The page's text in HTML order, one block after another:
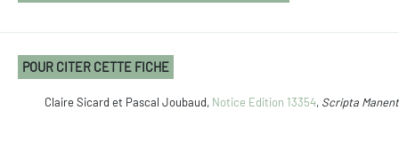
POUR CITER CETTE FICHE
Claire Sicard et Pascal Joubaud, Notice Edition 13354, Scripta Manent